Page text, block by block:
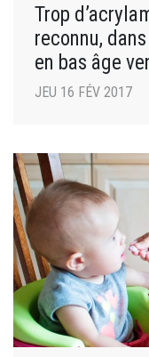
Trop
reconnu,
en bas âge
JEU 16 FÉV 2017